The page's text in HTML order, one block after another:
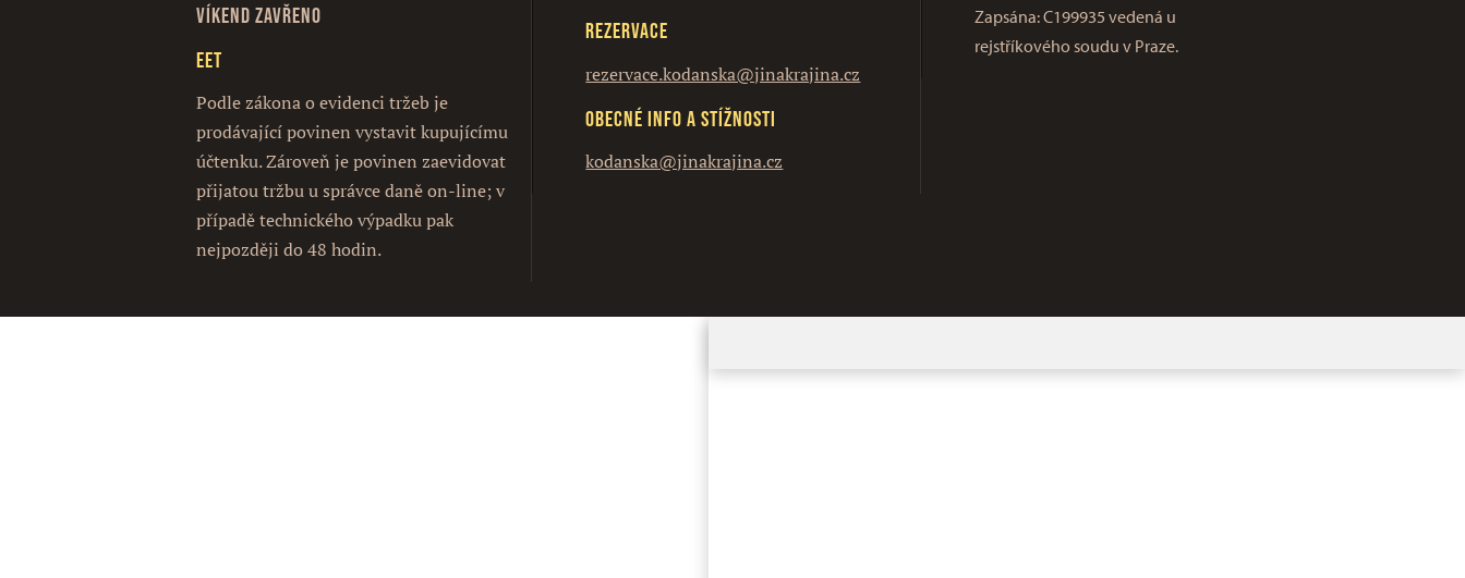
Víkend zavřeno
EET
Podle zákona o evidenci tržeb je
prodávající povinen vystavit kupujícímu
účtenku. Zároveň je povinen zaevidovat
přijatou tržbu u správce daně on-line; v
případě technického výpadku pak
nejpozději do 48 hodin.
Rezervace
rezervace.kodanska@jinakrajina.cz
Obecné info a stížnosti
kodanska@jinakrajina.cz
Zapsána: C199935 vedená u
rejstříkového soudu v Praze.